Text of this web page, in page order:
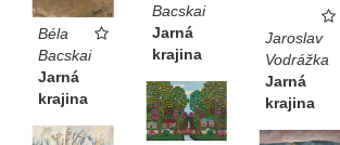
Bacskai
Jarná
krajina
Jaroslav
Vodrážka
Jarná
krajina
Béla
Bacskai
Jarná
krajina